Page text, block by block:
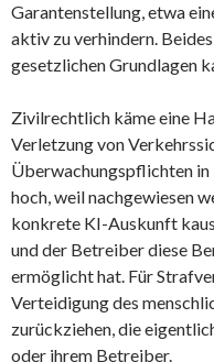
Garantenstellung, etwa
aktiv zu verhindern.
gesetzlichen Grundlagen
Zivilrechtlich käme eine
Verletzung von
Überwachungspflichten
hoch, weil nachgewiesen
konkrete KI-Auskunft
und der Betreiber diese
ermöglicht hat. Für
Verteidigung des
zurückziehen, die
oder ihrem Betreiber.